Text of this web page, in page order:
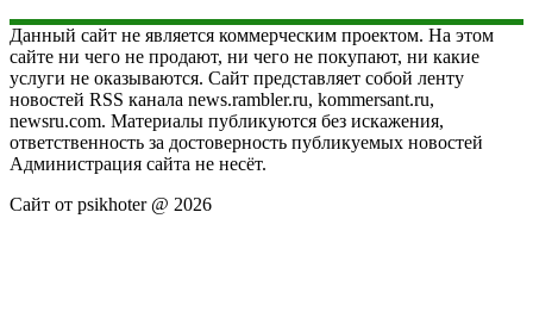
Данный сайт не является коммерческим проектом. На этом
сайте ни чего не продают, ни чего не покупают, ни какие
услуги не оказываются. Сайт представляет собой ленту
новостей RSS канала news.rambler.ru, kommersant.ru,
newsru.com. Материалы публикуются без искажения,
ответственность за достоверность публикуемых новостей
Администрация сайта не несёт.
Сайт от psikhoter @ 2026